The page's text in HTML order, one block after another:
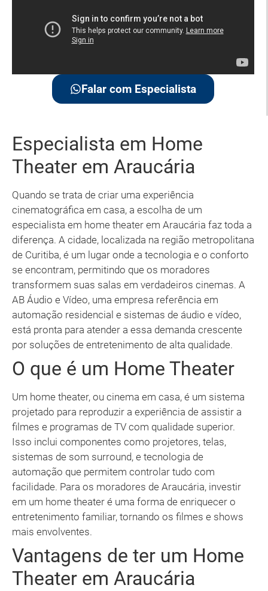
Falar com Especialista
Especialista em Home
Theater em Araucária
Quando se trata de criar uma experiência
cinematográfica em casa, a escolha de um
especialista em home theater em Araucária faz toda a
diferença. A cidade, localizada na região metropolitana
de Curitiba, é um lugar onde a tecnologia e o conforto
se encontram, permitindo que os moradores
transformem suas salas em verdadeiros cinemas. A
AB Áudio e Vídeo, uma empresa referência em
automação residencial e sistemas de áudio e vídeo,
está pronta para atender a essa demanda crescente
por soluções de entretenimento de alta qualidade.
O que é um Home Theater
Um home theater, ou cinema em casa, é um sistema
projetado para reproduzir a experiência de assistir a
filmes e programas de TV com qualidade superior.
Isso inclui componentes como projetores, telas,
sistemas de som surround, e tecnologia de
automação que permitem controlar tudo com
facilidade. Para os moradores de Araucária, investir
em um home theater é uma forma de enriquecer o
entretenimento familiar, tornando os filmes e shows
mais envolventes.
Vantagens de ter um Home
Theater em Araucária